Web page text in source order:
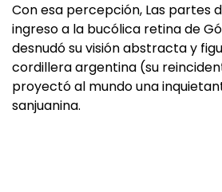
Con esa percepción, Las partes
ingreso a la bucólica retina de
desnudó su visión abstracta y
cordillera argentina (su
proyectó al mundo una
sanjuanina.